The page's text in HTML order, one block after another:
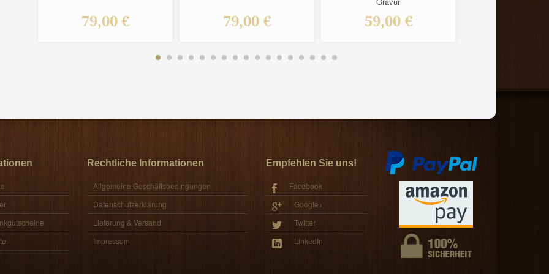
79,00 € 79,00 € 59,00 €
Rechtliche Informationen
Allgemeine Geschäftsbedingungen
Datenschutzerklärung
Lieferung & Versand
Impressum
Empfehlen Sie uns!
Facebook
Google+
Twitter
LinkedIn